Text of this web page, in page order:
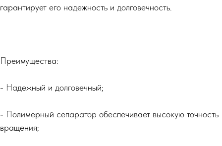
гарантирует его надежность и долговечность.
Преимущества:
- Надежный и долговечный;
- Полимерный сепаратор обеспечивает высокую точность
вращения;